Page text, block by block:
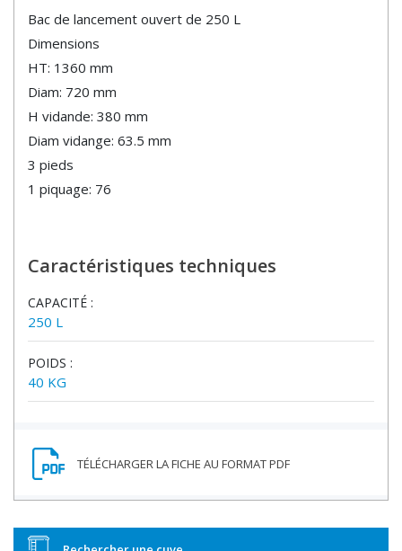
Bac de lancement ouvert de 250 L
Dimensions
HT: 1360 mm
Diam: 720 mm
H vidande: 380 mm
Diam vidange: 63.5 mm
3 pieds
1 piquage: 76
Caractéristiques techniques
CAPACITÉ :
250 L
POIDS :
40 KG